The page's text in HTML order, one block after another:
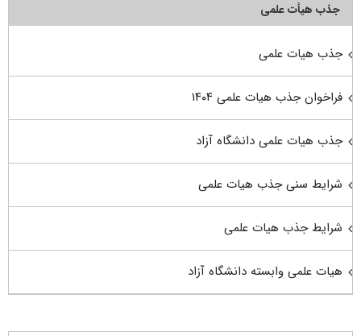
جذب هیأت علمی
جذب هیات علمی
فراخوان جذب هیات علمی ۱۴۰۴
جذب هیات علمی دانشگاه آزاد
شرایط سنی جذب هیات علمی
شرایط جذب هیات علمی
هیات علمی وابسته دانشگاه آزاد